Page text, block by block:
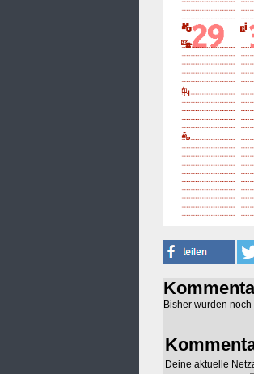
Bisher wurden
Deine aktuelle